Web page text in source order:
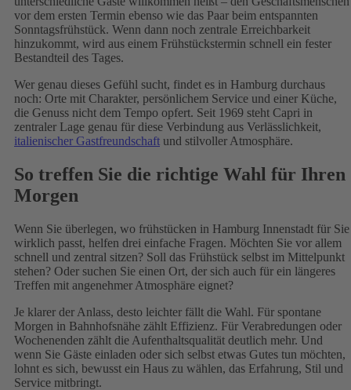
vor dem ersten Termin ebenso wie das Paar beim entspannten
Sonntagsfrühstück. Wenn dann noch zentrale Erreichbarkeit
hinzukommt, wird aus einem Frühstückstermin schnell ein fester
Bestandteil des Tages.
Wer genau dieses Gefühl sucht, findet es in Hamburg durchaus
noch: Orte mit Charakter, persönlichem Service und einer Küche,
die Genuss nicht dem Tempo opfert. Seit 1969 steht Capri in
zentraler Lage genau für diese Verbindung aus Verlässlichkeit,
italienischer Gastfreundschaft und stilvoller Atmosphäre.
So treffen Sie die richtige Wahl für Ihren
Morgen
Wenn Sie überlegen, wo frühstücken in Hamburg Innenstadt für Sie
wirklich passt, helfen drei einfache Fragen. Möchten Sie vor allem
schnell und zentral sitzen? Soll das Frühstück selbst im Mittelpunkt
stehen? Oder suchen Sie einen Ort, der sich auch für ein längeres
Treffen mit angenehmer Atmosphäre eignet?
Je klarer der Anlass, desto leichter fällt die Wahl. Für spontane
Morgen in Bahnhofsnähe zählt Effizienz. Für Verabredungen oder
Wochenenden zählt die Aufenthaltsqualität deutlich mehr. Und
wenn Sie Gäste einladen oder sich selbst etwas Gutes tun möchten,
lohnt es sich, bewusst ein Haus zu wählen, das Erfahrung, Stil und
Service mitbringt.